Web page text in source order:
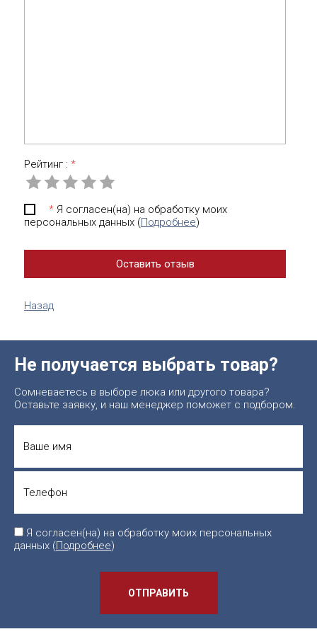
Рейтинг : *
* Я согласен(на) на обработку моих
персональных данных (Подробнее)
Назад
Не получается выбрать товар?
Сомневаетесь в выборе люка или другого товара?
Оставьте заявку, и наш менеджер поможет с подбором.
Я согласен(на) на обработку моих персональных
данных (Подробнее)
ОТПРАВИТЬ